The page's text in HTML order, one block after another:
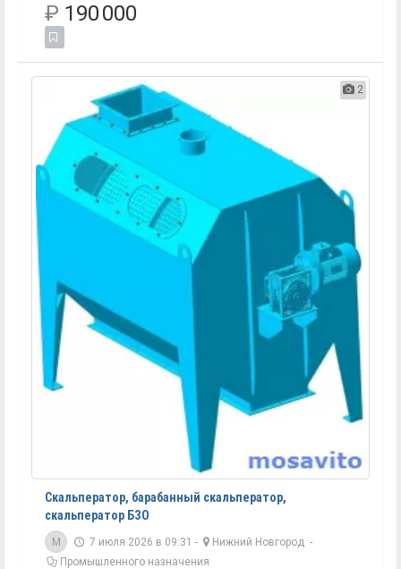
₽ 190 000
2
Скальператор, барабанный скальператор,
скальператор БЗО
M 7 июля 2026 в 09:31 - Нижний Новгород -
Промышленного назначения